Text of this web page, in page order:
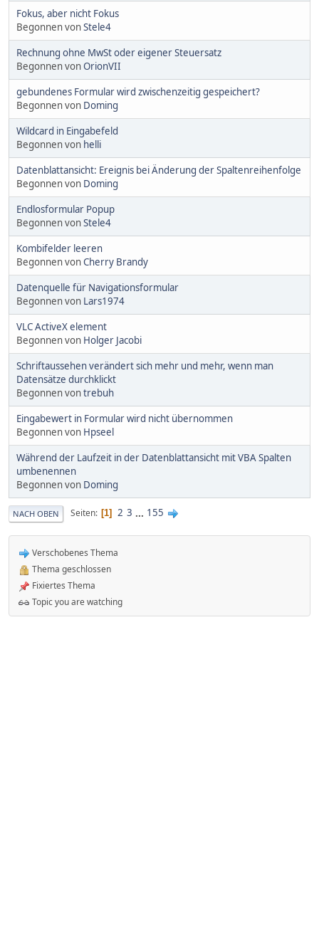
Fokus, aber nicht Fokus
Begonnen vonStele4
Rechnung ohne MwSt oder eigener Steuersatz
Begonnen vonOrionVII
gebundenes Formular wird zwischenzeitig gespeichert?
Begonnen von Doming
Wildcard in Eingabefeld
Begonnen von helli
Datenblattansicht: Ereignis bei Änderung der Spaltenreihenfolge
Begonnen von Doming
Endlosformular Popup
Begonnen vonStele4
Kombifelder leeren
Begonnen vonCherry Brandy
Datenquelle für Navigationsformular
Begonnen von Lars1974
VLC ActiveX element
Begonnen von Holger Jacobi
Schriftaussehen verändert sich mehr und mehr, wenn man
Datensätze durchklickt
Begonnen vontrebuh
Eingabewert in Formular wird nicht übernommen
Begonnen von Hpseel
Während der Laufzeit in der Datenblattansicht mit VBA Spalten
umbenennen
Begonnen von Doming
NACH OBEN Seiten 1 2 3 ... 155
Verschobenes Thema
Thema geschlossen
Fixiertes Thema
Topic you are watching